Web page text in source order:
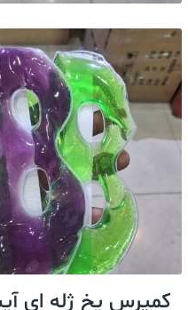
کمپرس یخ ژله ای